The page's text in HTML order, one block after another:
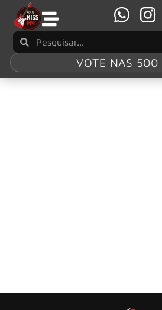
VOTE NAS 500